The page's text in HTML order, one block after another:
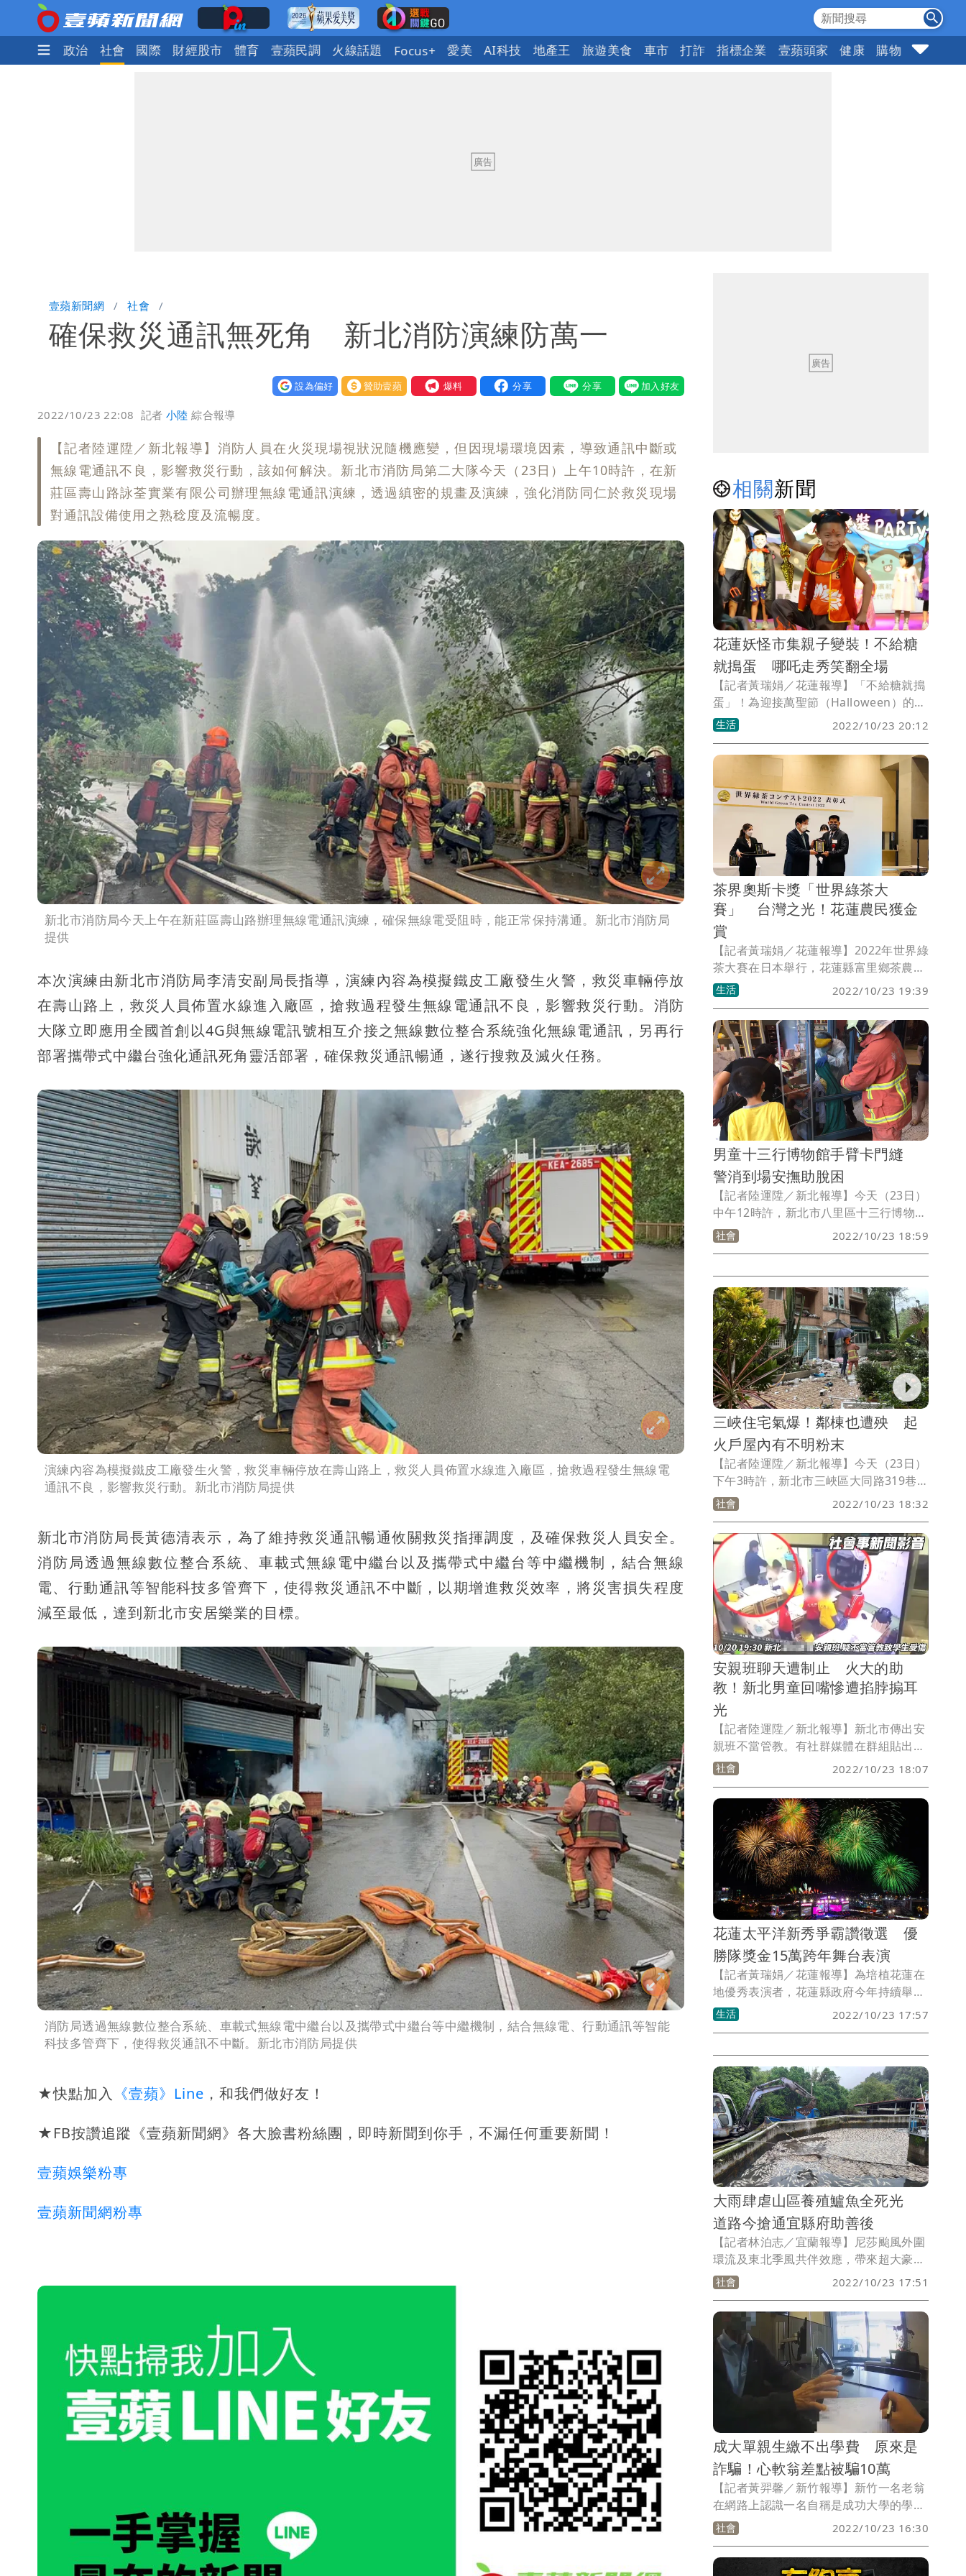
生活 政治 社會 國際 財經股市 體育 壹蘋民調 火線話題 Focus+ 愛美 AI科技 地產王 旅遊美食 車市 打詐 指標企業 壹蘋頭家 健康 購物 女神
壹蘋新聞網 社會
確保救災通訊無死角 新北消防演練防萬一
設為偏好 贊助壹蘋 我要爆料
2022/10/23 22:08 記者小陸 綜合報導
【記者陸運陞／新北報導】消防人員在火災現場視狀況隨機應變，但因現場環境因素，導致通訊中斷或
無線電通訊不良，影響救災行動，該如何解決。新北市消防局第二大隊今天（23日）上午10時許，在新
莊區壽山路詠荃實業有限公司辦理無線電通訊演練，透過縝密的規畫及演練，強化消防同仁於救災現場
對通訊設備使用之熟稔度及流暢度。
新北市消防局今天上午在新莊區壽山路辦理無線電通訊演練，確保無線電受阻時，能正常保持溝通。新北市消防局
提供
本次演練由新北市消防局李清安副局長指導，演練內容為模擬鐵皮工廠發生火警，救災車輛停放
在壽山路上，救災人員佈置水線進入廠區，搶救過程發生無線電通訊不良，影響救災行動。消防
大隊立即應用全國首創以4G與無線電訊號相互介接之無線數位整合系統強化無線電通訊，另再行
部署攜帶式中繼台強化通訊死角靈活部署，確保救災通訊暢通，遂行搜救及滅火任務。
演練內容為模擬鐵皮工廠發生火警，救災車輛停放在壽山路上，救災人員佈置水線進入廠區，搶救過程發生無線電
通訊不良，影響救災行動。新北市消防局提供
新北市消防局長黃德清表示，為了維持救災通訊暢通攸關救災指揮調度，及確保救災人員安全。
消防局透過無線數位整合系統、車載式無線電中繼台以及攜帶式中繼台等中繼機制，結合無線
電、行動通訊等智能科技多管齊下，使得救災通訊不中斷，以期增進救災效率，將災害損失程度
減至最低，達到新北市安居樂業的目標。
消防局透過無線數位整合系統、車載式無線電中繼台以及攜帶式中繼台等中繼機制，結合無線電、行動通訊等智能
科技多管齊下，使得救災通訊不中斷。新北市消防局提供
★快點加入 《壹蘋》Line ，和我們做好友！
★FB按讚追蹤《壹蘋新聞網》各大臉書粉絲團，即時新聞到你手，不漏任何重要新聞！
壹蘋娛樂粉專
壹蘋新聞網粉專
相關新聞
花蓮妖怪市集親子變裝！不給糖
就搗蛋 哪吒走秀笑翻全場
【記者黃瑞娟／花蓮報導】「不給糖就搗
蛋」！為迎接萬聖節（Halloween）的到
來，花蓮市公所遠百前廣場舉辦一場別開
生面的「妖怪市集」，小朋友扮成小魔
女、蜘蛛人、木乃伊、小公主、吸血鬼、
小蝙蝠、還有鬼滅之刃的角色、中國童話
裡的哪吒等等，在這一場活動中通通都現
身了！大小妖怪上台走秀、擺pose，模
樣超萌。
生活 2022/10/23 20:12
茶界奧斯卡獎「世界綠茶大
賽」 台灣之光！花蓮農民獲金
賞
【記者黃瑞娟／花蓮報導】2022年世界綠
茶大賽在日本舉行，花蓮縣富里鄉茶農林
俊傑以「緑蜒蜜香紅茶」以及「秀玉金萱
茶」獲得金賞，富里鄉農會總幹事張素華
陪同至靜岡縣領獎，表示農友在日本能獲
獎，是對台灣農業的肯定，也是台灣農業
之光，讓台灣製茶技術被世界看見。
生活 2022/10/23 19:39
男童十三行博物館手臂卡門縫
警消到場安撫助脫困
【記者陸運陞／新北報導】今天（23日）
中午12時許，新北市八里區十三行博物
館，發生男童手臂遭玻璃門夾困意外。當
時男童因好奇將左手伸入玻璃門縫，沒想
方只好撥打119請警消協助，警消人員到
場，使用救助器材順利協助男童脫困，並
送往醫院觀察救治。
社會 2022/10/23 18:59
三峽住宅氣爆！鄰棟也遭殃 起
火戶屋內有不明粉末
【記者陸運陞／新北報導】今天（23日）
下午3時許，新北市三峽區大同路319巷內
發生氣爆意外。據了解現場為一處集合式
社區，大樓3樓的氣密窗因氣爆噴飛在中
庭花園，連對面住戶玻璃也都碎裂，警消
人員獲報趕抵，現場共計五名住戶受傷，
其中一名男子全身多處燒燙傷，已送往亞
東醫院急救，目前正在釐清氣爆原因。
社會 2022/10/23 18:32
安親班聊天遭制止 火大的助
教！新北男童回嘴慘遭掐脖搧耳
光
【記者陸運陞／新北報導】新北市傳出安
親班不當管教。有社群媒體在群組貼出一
段監視器畫面，影片中安親班教室內，一
名女子用左手從後方掐著學童脖子，不斷
的左右甩動，隨後女子以右手搧男童耳
光，整個過程其他教師看見卻未制止。而
男童家長發現傷痕後，前天（21日）持驗
傷單，前往警局報案提告。
社會 2022/10/23 18:07
花蓮太平洋新秀爭霸讚徵選 優
勝隊獎金15萬跨年舞台表演
【記者黃瑞娟／花蓮報導】為培植花蓮在
地優秀表演者，花蓮縣政府今年持續舉辦
「太平洋新秀爭霸讚」在地表演團體徵選
活動，自明日（24日）起開放報名，至11
萬元，還有機會登上跨年演唱會的巨星舞
台，成為耀眼的太平洋之星，歡迎花蓮各
界表演團體踴躍報名，跨年舞台巨星就是
你。
生活 2022/10/23 17:57
大雨肆虐山區養殖鱸魚全死光
道路今搶通宜縣府助善後
【記者林泊志／宜蘭報導】尼莎颱風外圍
環流及東北季風共伴效應，帶來超大豪雨
農漁受創，宜蘭縣大同鄉一家養殖漁場，
養殖的加州鱸魚因缺氧死亡，經公所修復
產業道路後，今天（23日）宜蘭縣政府調
派車輛、機具及人員進場，協助處理魚屍
及相關救災工作，並由大同鄉公所協助現
場消毒。
社會 2022/10/23 17:51
成大單親生繳不出學費 原來是
詐騙！心軟翁差點被騙10萬
【記者黃羿馨／新竹報導】新竹一名老翁
在網路上認識一名自稱是成功大學的學
生，該名學生向老翁訴說自己悲慘身世，
還說因為來自單親家庭，加上近來學校封
校繳不出學費，只好向老翁求救。老翁心
社會 2022/10/23 16:30